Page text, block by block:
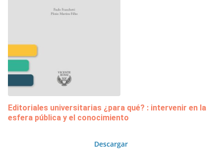
Editoriales universitarias ¿para qué? : intervenir en la
esfera pública y el conocimiento
Descargar